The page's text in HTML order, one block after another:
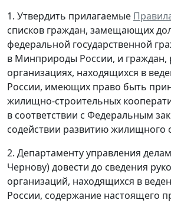
1. Утвердить прилагаемые
списков граждан, замещающих
федеральной государственной
в Минприроды России, и
организациях, находящихся в
России, имеющих право быть
жилищно-строительных
в соответствии с Федеральным
содействии развитию жилищного
2. Департаменту управления
Чернову) довести до сведения
организаций, находящихся в
России, содержание настоящего